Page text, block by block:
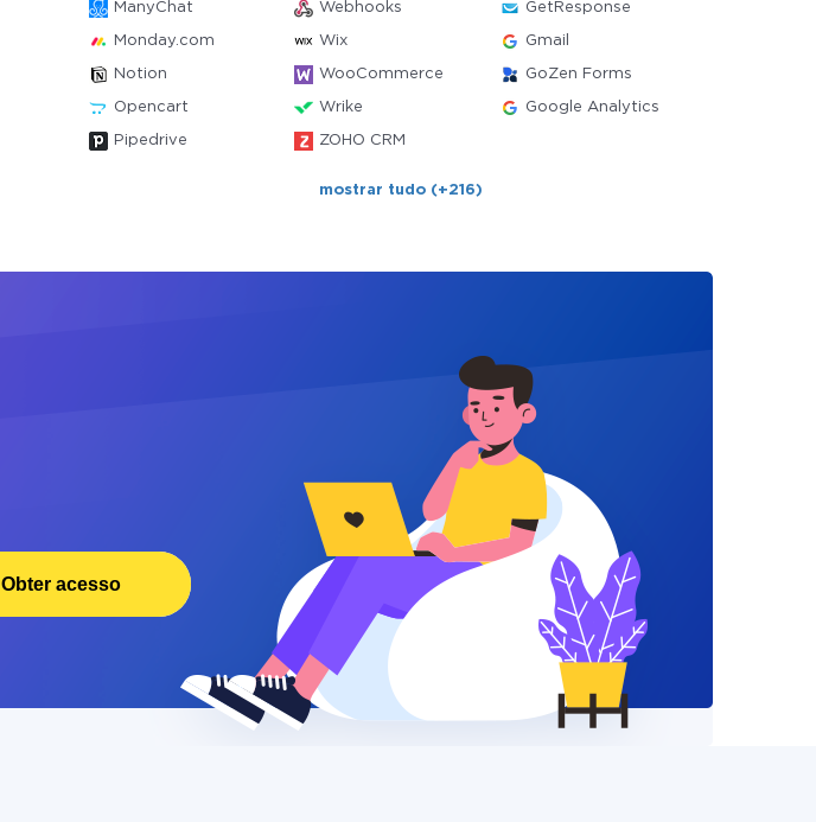
ManyChat Webhooks GetResponse
Monday.com Wix Gmail
Notion WooCommerce GoZen Forms
Opencart Wrike Google Analytics
Pipedrive ZOHO CRM
mostrar tudo (+216)
Obter acesso